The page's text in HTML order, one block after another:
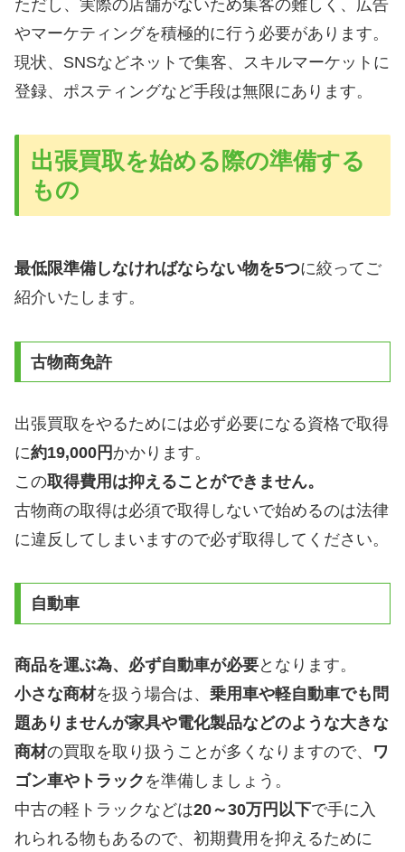
ただし、実際の店舗がないため集客の難しく、広告
やマーケティングを積極的に行う必要があります。
現状、SNSなどネットで集客、スキルマーケットに
登録、ポスティングなど手段は無限にあります。
出張買取を始める際の準備する
もの
最低限準備しなければならない物を5つに絞ってご
紹介いたします。
古物商免許
出張買取をやるためには必ず必要になる資格で取得
に約19,000円 かかります。
この取得費用は抑えることができません。
古物商の取得は必須で取得しないで始めるのは法律
に違反してしまいますので必ず取得してください。
自動車
商品を運ぶ為、必ず自動車が必要となります。
小さな商材を扱う場合は、 乗用車や軽自動車でも問
題ありませんが家具や電化製品などのような大きな
商材の買取を取り扱うことが多くなりますので、 ワ
ゴン車やトラック を準備しましょう。
中古の軽トラックなどは20～30万円以下で手に入
れられる物もあるので、初期費用を抑えるために